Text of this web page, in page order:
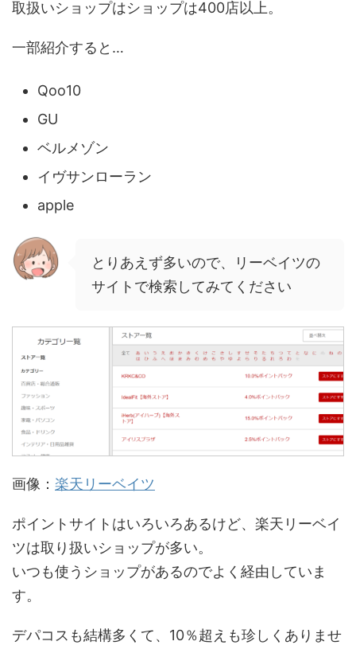
取扱いショップはショップは400店以上。
一部紹介すると…
Qoo10
GU
ベルメゾン
イヴサンローラン
apple
とりあえず多いので、リーベイツの
サイトで検索してみてください
画像： 楽天リーベイツ
ポイントサイトはいろいろあるけど、楽天リーベイ
ツは取り扱いショップが多い。
いつも使うショップがあるのでよく経由していま
す。
デパコスも結構多くて、10％超えも珍しくありませ